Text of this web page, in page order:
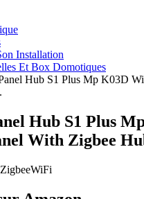
Installation
Et Box Domotiques
Hub S1 Plus Mp K03D
Hub S1 Plus
With Zigbee
ZigbeeWiFi